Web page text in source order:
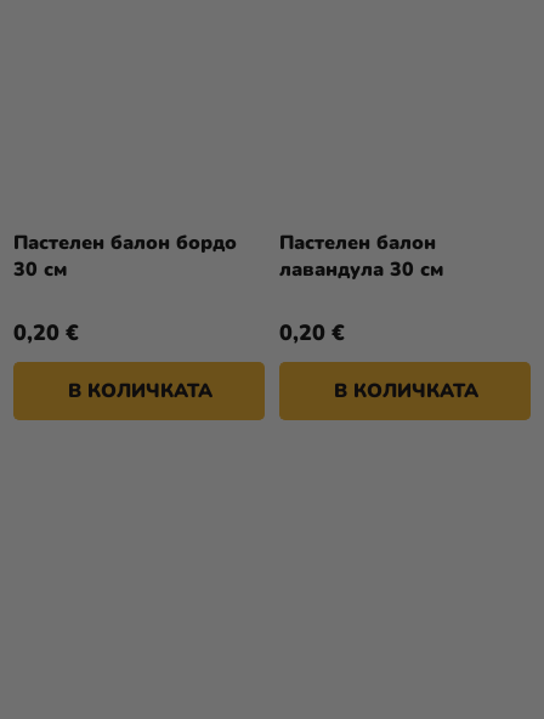
Пастелен балон бордо
30 см
0,20 €
В КОЛИЧКАТА
Пастелен балон
лавандула 30 см
0,20 €
В КОЛИЧКАТА